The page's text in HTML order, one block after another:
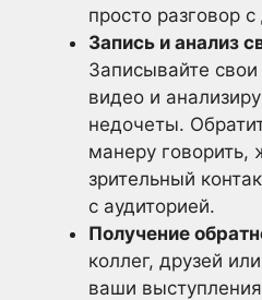
просто разговор
Запись и анализ
Записывайте
видео и
недочеты.
манеру говорить,
зрительный
с аудиторией.
Получение
коллег, друзей
ваши